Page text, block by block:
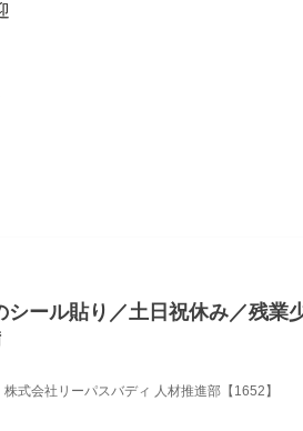
シール貼り／土日祝休み／残業
式会社リーパスバディ 人材推進部【1652】